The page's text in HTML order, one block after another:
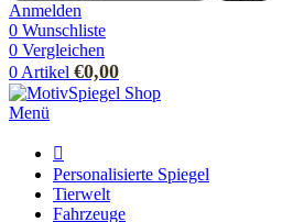
Anmelden
0 Wunschliste
0 Vergleichen
0 Artikel €0,00
Menü
Personalisierte Spiegel
Tierwelt
Fahrzeuge